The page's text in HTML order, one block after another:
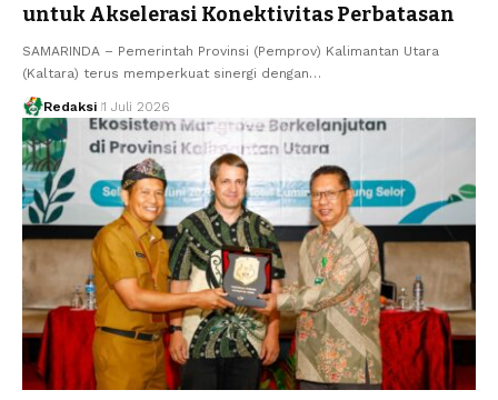
untuk Akselerasi Konektivitas Perbatasan
SAMARINDA – Pemerintah Provinsi (Pemprov) Kalimantan Utara
(Kaltara) terus memperkuat sinergi dengan…
Redaksi 1 Juli 2026